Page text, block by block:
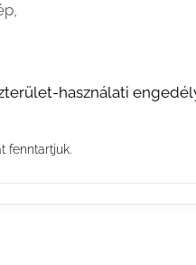
használati
fenntartjuk.